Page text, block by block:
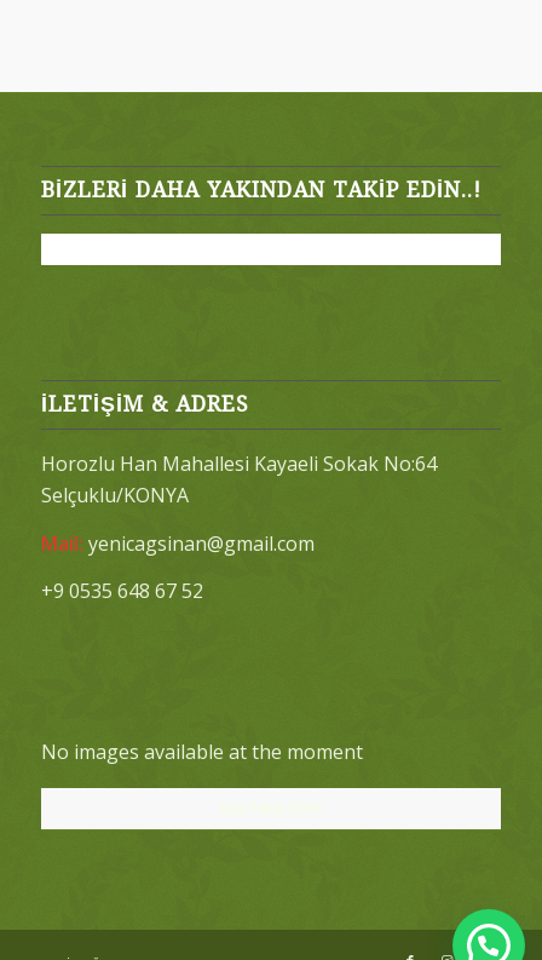
BIZLERI DAHA YAKINDAN TAKIP EDIN..!
İLETİŞİM & ADRES
Horozlu Han Mahallesi Kayaeli Sokak No:64
Selçuklu/KONYA
Mail: yenicagsinan@gmail.com
+9 0535 648 67 52
No images available at the moment
Bizi Takip Edin!